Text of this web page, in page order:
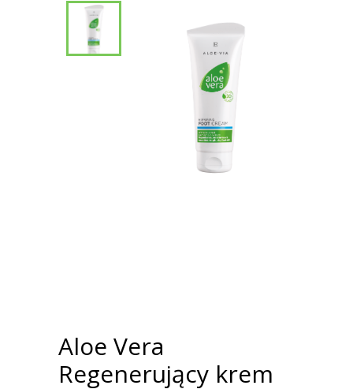
Aloe Vera
Regenerujący krem